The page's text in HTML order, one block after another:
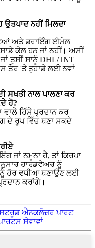
ਉਤਪਾਦ ਨਹੀਂ ਮਿਲਦਾ
ਅਤੇ ਡਰਾਇੰਗ ਈਮੇਲ
ਕੋਲ ਹਨ ਜਾਂ ਨਹੀਂ। ਅਸੀਂ
ਤੁਸੀਂ ਸਾਨੂੰ DHL/TNT
ਤੌਰ 'ਤੇ ਤੁਹਾਡੇ ਲਈ ਨਵਾਂ
ਸਖਤੀ ਨਾਲ ਪਾਲਣਾ ਕਰ
ਹੋ?
ਹਿੱਸੇ ਪ੍ਰਦਾਨ ਕਰ
ਦੇ ਰੂਪ ਵਿੱਚ ਬਣਾ ਸਕਦੇ
ਜਾਂ ਨਮੂਨਾ ਹੈ, ਤਾਂ ਕਿਰਪਾ
ਹਾਰਡਵੇਅਰ ਨੂੰ
ਹੋਰ ਵਧੀਆ ਬਣਾਉਣ ਲਈ
ਕਰਾਂਗੇ।
ਐਨਕਲੋਜ਼ਰ ਪਾਰਟ
ਸੇਵਾਵਾਂ